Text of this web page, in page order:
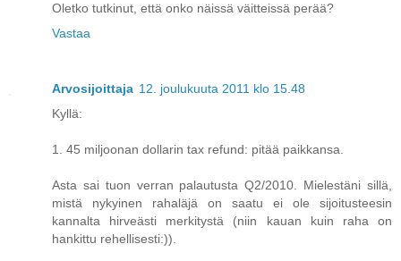
Oletko tutkinut, että onko näissä väitteissä perää?
Vastaa
Arvosijoittaja 12. joulukuuta 2011 klo 15.48
Kyllä:
1. 45 miljoonan dollarin tax refund: pitää paikkansa.
Asta sai tuon verran palautusta Q2/2010. Mielestäni sillä,
mistä nykyinen rahaläjä on saatu ei ole sijoitusteesin
kannalta hirveästi merkitystä (niin kauan kuin raha on
hankittu rehellisesti:)).